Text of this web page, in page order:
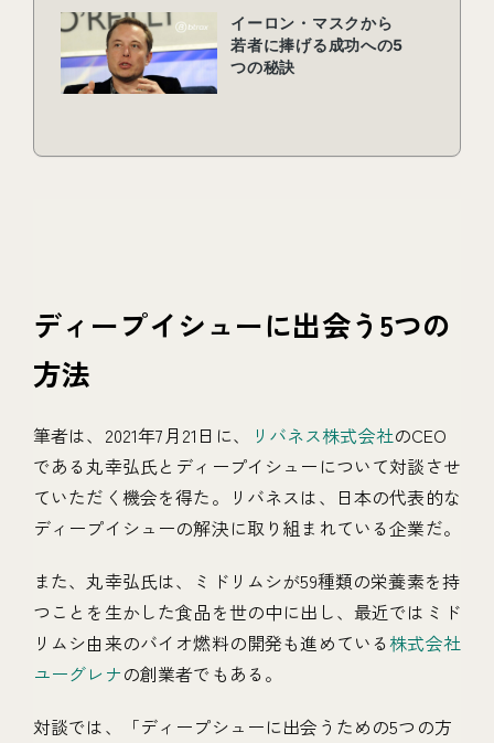
ディープイシューに出会う5つの
方法
筆者は、2021年7月21日に、 リバネス株式会社のCEO
である丸幸弘氏とディープイシューについて対談させ
ていただく機会を得た。リバネスは、日本の代表的な
ディープイシューの解決に取り組まれている企業だ。
また、丸幸弘氏は、ミドリムシが59種類の栄養素を持
つことを生かした食品を世の中に出し、最近ではミド
リムシ由来のバイオ燃料の開発も進めている株式会社
ユーグレナの創業者でもある。
対談では、「ディープシューに出会うための5つの方